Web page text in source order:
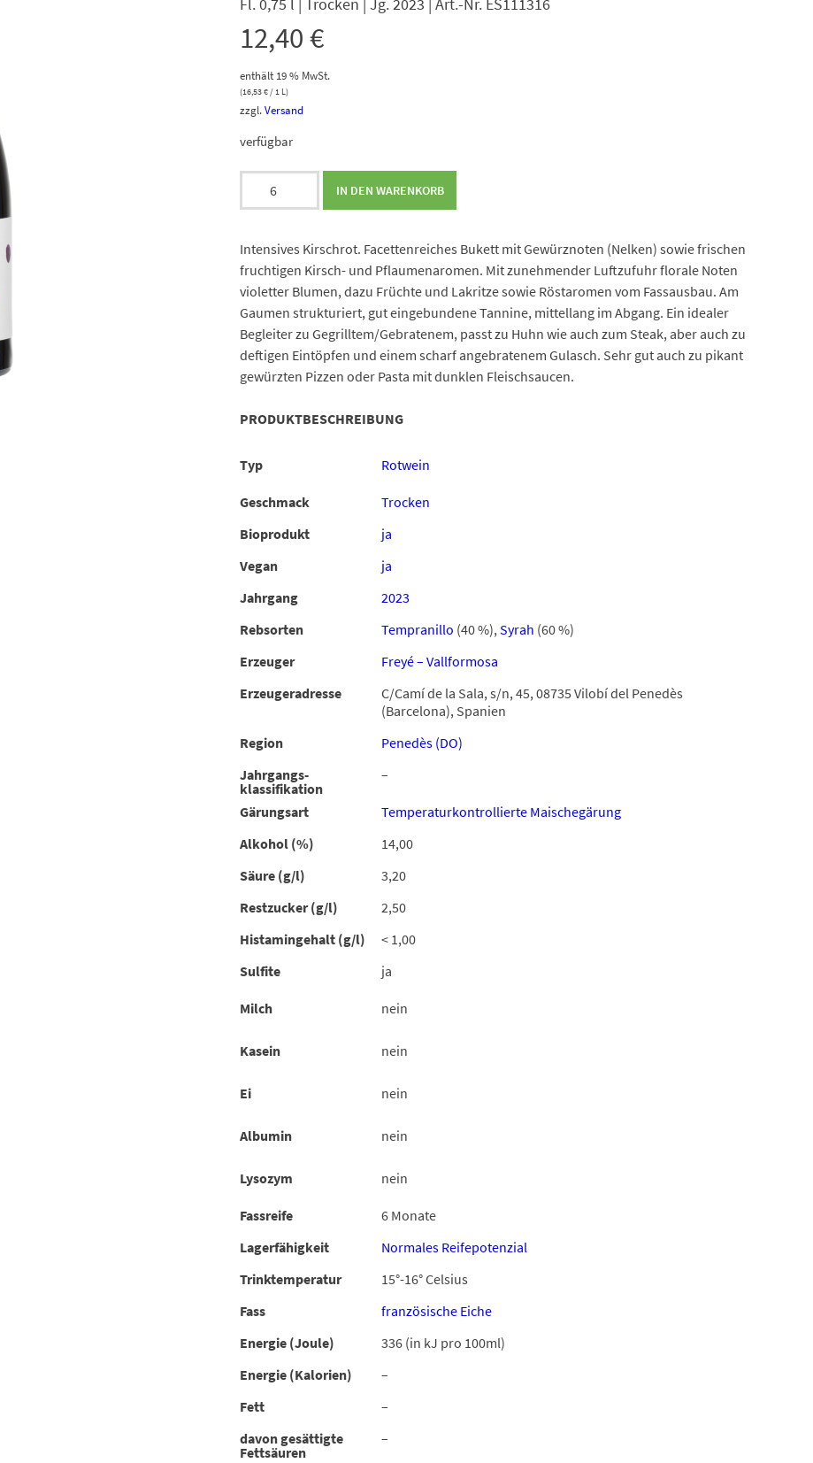
12,40€
enthält 19 % MwSt.
(16,53€/ 1 L)
zzgl.Versand
verfügbar
Tempranillo
Menge
IN DEN WARENKORB
Intensives Kirschrot. Facettenreiches Bukett mit Gewürznoten (Nelken) sowie frischen
fruchtigen Kirsch- und Pflaumenaromen. Mit zunehmender Luftzufuhr florale Noten
violetter Blumen, dazu Früchte und Lakritze sowie Röstaromen vom Fassausbau. Am
Gaumen strukturiert, gut eingebundene Tannine, mittellang im Abgang. Ein idealer
Begleiter zu Gegrilltem/Gebratenem, passt zu Huhn wie auch zum Steak, aber auch zu
deftigen Eintöpfen und einem scharf angebratenem Gulasch. Sehr gut auch zu pikant
gewürzten Pizzen oder Pasta mit dunklen Fleischsaucen.
PRODUKTBESCHREIBUNG
Typ Rotwein
Geschmack
Trocken
Bioprodukt
ja
Vegan
ja
Jahrgang
2023
Rebsorten
Tempranillo (40 %),Syrah (60 %)
Erzeuger
Freyé – Vallformosa
Erzeugeradresse
C/Camí de la Sala, s/n, 45, 08735 Vilobí del Penedès
(Barcelona), Spanien
Region
Penedès (DO)
Jahrgangs-
klassifikation
–
Gärungsart
Temperaturkontrollierte Maischegärung
Alkohol (%)
14,00
Säure (g/l)
3,20
Restzucker (g/l)
2,50
Histamingehalt (g/l)
< 1,00
Sulfite
ja
Milch nein
Kasein nein
Ei nein
Albumin nein
Lysozym nein
Fassreife
6 Monate
Lagerfähigkeit
Normales Reifepotenzial
Trinktemperatur
15°-16° Celsius
Fass
französische Eiche
Energie (Joule)
336 (in kJ pro 100ml)
Energie (Kalorien)
–
Fett
–
davon gesättigte
Fettsäuren
–